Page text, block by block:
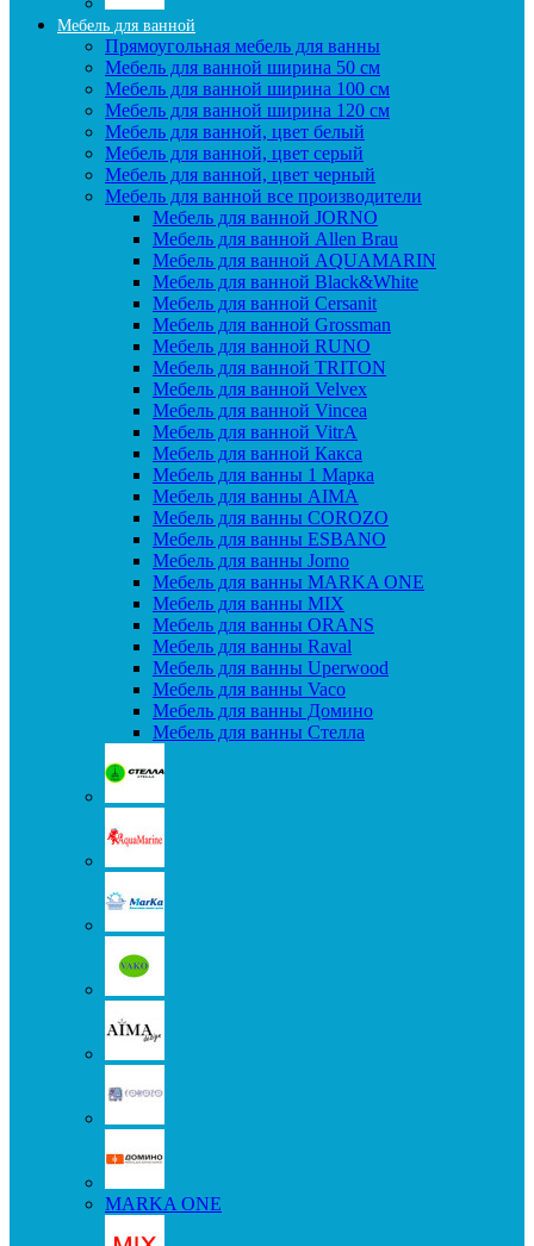
Мебель для ванной
Прямоугольная мебель для ванны
Мебель для ванной ширина 50 см
Мебель для ванной ширина 100 см
Мебель для ванной ширина 120 см
Мебель для ванной, цвет белый
Мебель для ванной, цвет серый
Мебель для ванной, цвет черный
Мебель для ванной все производители
Мебель для ванной JORNO
Мебель для ванной Allen Brau
Мебель для ванной AQUAMARIN
Мебель для ванной Black&White
Мебель для ванной Cersanit
Мебель для ванной Grossman
Мебель для ванной RUNO
Мебель для ванной TRITON
Мебель для ванной Velvex
Мебель для ванной Vincea
Мебель для ванной VitrA
Мебель для ванной Какса
Мебель для ванны 1 Марка
Мебель для ванны AIMA
Мебель для ванны COROZO
Мебель для ванны ESBANO
Мебель для ванны Jorno
Мебель для ванны MARKA ONE
Мебель для ванны MIX
Мебель для ванны ORANS
Мебель для ванны Raval
Мебель для ванны Uperwood
Мебель для ванны Vaco
Мебель для ванны Домино
Мебель для ванны Стелла
MARKA ONE